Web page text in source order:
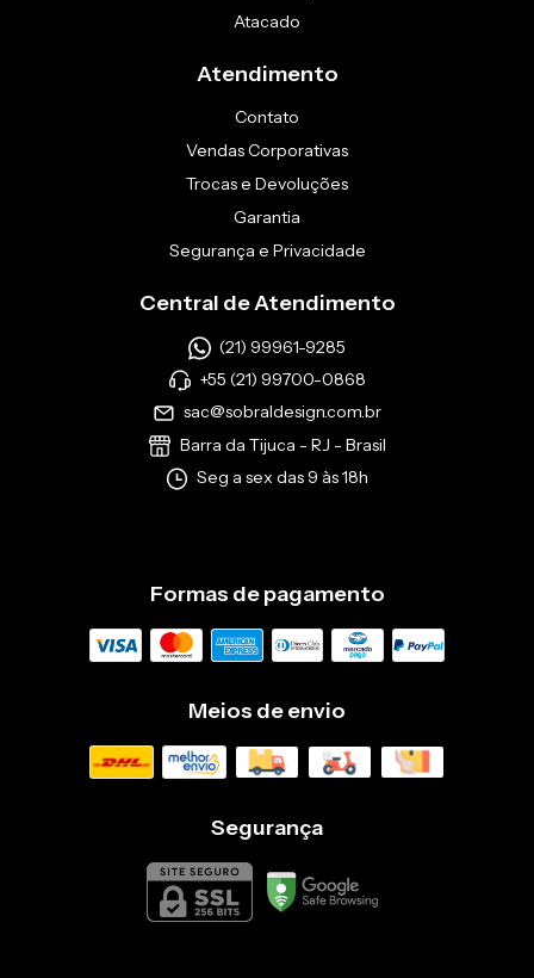
Atacado
Atendimento
Contato
Vendas Corporativas
Trocas e Devoluções
Garantia
Segurança e Privacidade
Central de Atendimento
(21) 99961-9285
+55 (21) 99700-0868
sac@sobraldesign.com.br
Barra da Tijuca - RJ - Brasil
Seg a sex das 9 às 18h
Formas de pagamento
Meios de envio
Segurança